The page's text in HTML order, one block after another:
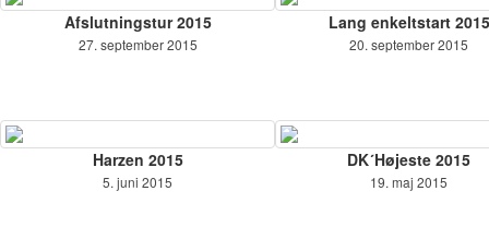
Afslutningstur 2015
27. september 2015
Lang enkeltstart 2015
20. september 2015
Harzen 2015
5. juni 2015
DK´Højeste 2015
19. maj 2015